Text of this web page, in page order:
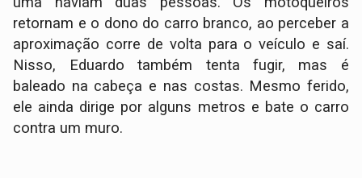
retornam e o dono do carro branco, ao perceber a
aproximação corre de volta para o veículo e saí.
Nisso, Eduardo também tenta fugir, mas é
baleado na cabeça e nas costas. Mesmo ferido,
ele ainda dirige por alguns metros e bate o carro
contra um muro.